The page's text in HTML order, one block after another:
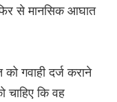
से मानसिक आघात
गवाही दर्ज कराने
चाहिए कि वह